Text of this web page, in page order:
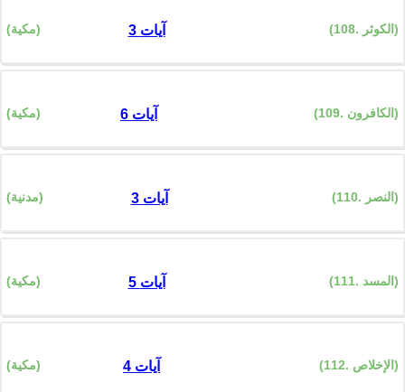
(108. الكوثر) (مكية) 3 آيات
(109. الكافرون) (مكية) 6 آيات
(110. النصر) (مدنية) 3 آيات
(111. المسد) (مكية) 5 آيات
(112. الإخلاص) (مكية) 4 آيات